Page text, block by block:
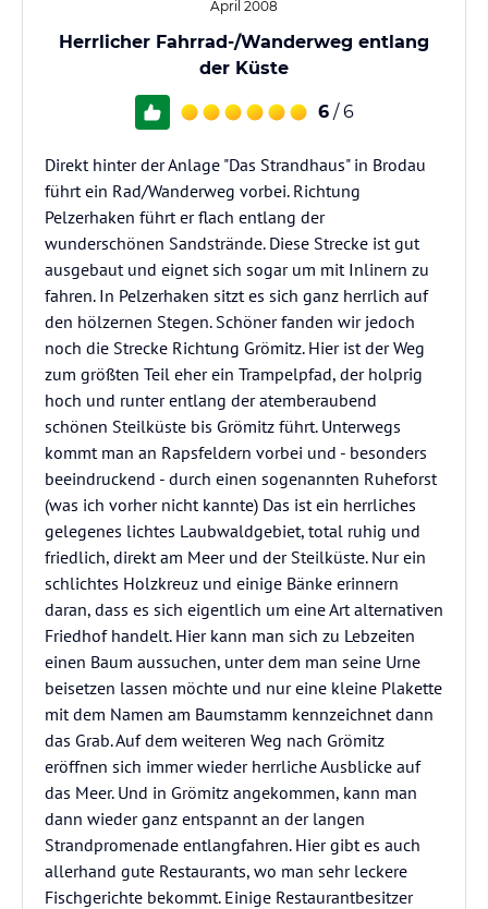
April 2008
Herrlicher Fahrrad-/Wanderweg entlang
der Küste
6 / 6
Direkt hinter der Anlage "Das Strandhaus" in Brodau
führt ein Rad/Wanderweg vorbei. Richtung
Pelzerhaken führt er flach entlang der
wunderschönen Sandstrände. Diese Strecke ist gut
ausgebaut und eignet sich sogar um mit Inlinern zu
fahren. In Pelzerhaken sitzt es sich ganz herrlich auf
den hölzernen Stegen. Schöner fanden wir jedoch
noch die Strecke Richtung Grömitz. Hier ist der Weg
zum größten Teil eher ein Trampelpfad, der holprig
hoch und runter entlang der atemberaubend
schönen Steilküste bis Grömitz führt. Unterwegs
kommt man an Rapsfeldern vorbei und - besonders
beeindruckend - durch einen sogenannten Ruheforst
(was ich vorher nicht kannte) Das ist ein herrliches
gelegenes lichtes Laubwaldgebiet, total ruhig und
friedlich, direkt am Meer und der Steilküste. Nur ein
schlichtes Holzkreuz und einige Bänke erinnern
daran, dass es sich eigentlich um eine Art alternativen
Friedhof handelt. Hier kann man sich zu Lebzeiten
einen Baum aussuchen, unter dem man seine Urne
beisetzen lassen möchte und nur eine kleine Plakette
mit dem Namen am Baumstamm kennzeichnet dann
das Grab. Auf dem weiteren Weg nach Grömitz
eröffnen sich immer wieder herrliche Ausblicke auf
das Meer. Und in Grömitz angekommen, kann man
dann wieder ganz entspannt an der langen
Strandpromenade entlangfahren. Hier gibt es auch
allerhand gute Restaurants, wo man sehr leckere
Fischgerichte bekommt. Einige Restaurantbesitzer